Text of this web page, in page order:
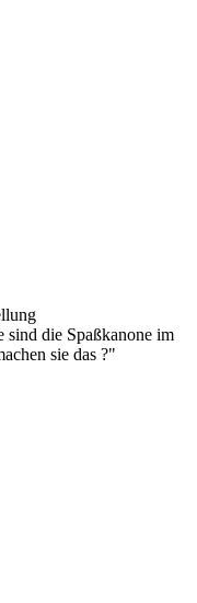
die Spaßkanone im
sie das ?"